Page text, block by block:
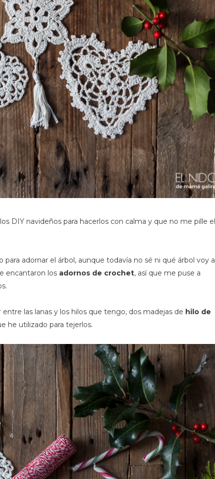
DIY navideños para hacerlos con calma y que no me pille el
adornar el árbol, aunque todavía no sé ni qué árbol voy a
encantaron los adornos de crochet, así que me puse a
las lanas y los hilos que tengo, dos madejas de hilo de
he utilizado para tejerlos.